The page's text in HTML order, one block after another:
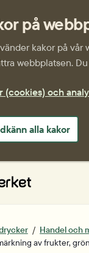
på
kakor på
webbplatsen.
(cookies) och
alla kakor
Handel och
av frukter,